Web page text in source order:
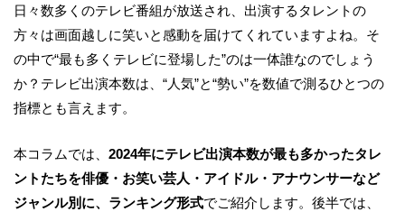
日々数多くのテレビ番組が放送され、出演するタレントの
方々は画面越しに笑いと感動を届けてくれていますよね。そ
の中で“最も多くテレビに登場した”のは一体誰なのでしょう
か？テレビ出演本数は、“人気”と“勢い”を数値で測るひとつの
指標とも言えます。
本コラムでは、 2024年にテレビ出演本数が最も多かったタレ
ントたちを俳優・お笑い芸人・アイドル・アナウンサーなど
ジャンル別に、ランキング形式でご紹介します。後半では、